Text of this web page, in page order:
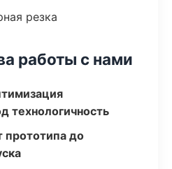
резка
работы с нами
технологичность
прототипа до